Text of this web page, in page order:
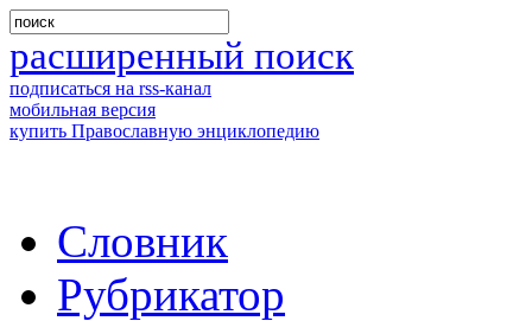
расширенный поиск
подписаться на rss-канал
мобильная версия
купить Православную энциклопедию
Словник
Рубрикатор